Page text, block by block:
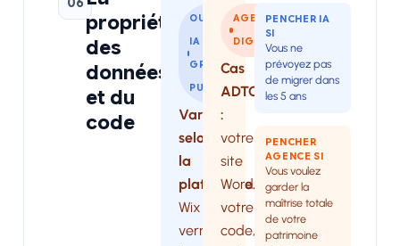
propriété
des
données
et du
code
OUTIL
IA
GRAND
PUBLIC
Variable
selon
la
plateforme.
Wix
verrouille
AGENCE
DIGITALE
Cas
ADTG
:
votre
site
WordPress,
votre
code,
PENCHER IA
SI
Vous ne
prévoyez pas
de migrer dans
les 5 ans
PENCHER
AGENCE SI
Vous voulez
garder la
maîtrise totale
de votre
patrimoine